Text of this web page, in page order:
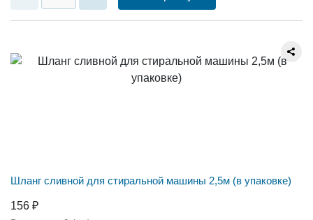
Шланг сливной для стиральной машины 2,5м (в упаковке)
156 ₽